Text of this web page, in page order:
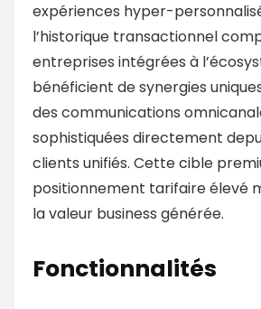
expériences hyper-
l’historique transactionnel
entreprises intégrées à
bénéficient de synergies
des communications
sophistiquées directement
clients unifiés. Cette cible
positionnement tarifaire élevé
la valeur business générée.
Fonctionnalités